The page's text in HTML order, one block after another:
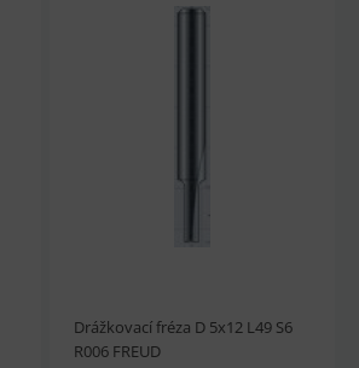
Drážkovací fréza D 5x12 L49 S6
R006 FREUD